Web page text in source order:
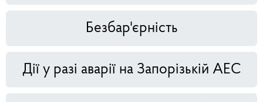
Безбар'єрність
Дії у разі аварії на Запорізькій АЕС